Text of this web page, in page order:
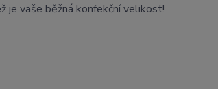
je vaše běžná konfekční velikost!